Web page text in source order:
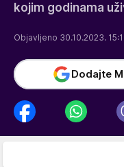
kojim godinama
Objavljeno 30.10.2023.
Dodajte